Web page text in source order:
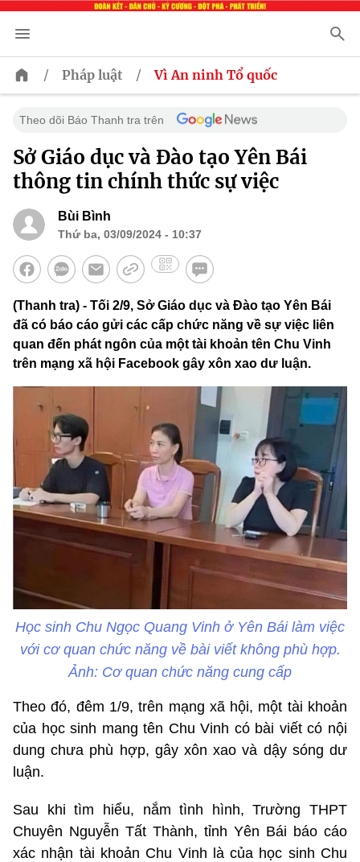
/ Pháp luật / Vì An ninh Tổ quốc
Theo dõi Báo Thanh tra trên
Sở Giáo dục và Đào tạo Yên Bái
thông tin chính thức sự việc
Bùi Bình
Thứ ba, 03/09/2024 - 10:37
(Thanh tra) - Tối 2/9, Sở Giáo dục và Đào tạo Yên Bái
đã có báo cáo gửi các cấp chức năng về sự việc liên
quan đến phát ngôn của một tài khoản tên Chu Vinh
trên mạng xã hội Facebook gây xôn xao dư luận.
Học sinh Chu Ngọc Quang Vinh ở Yên Bái làm việc
với cơ quan chức năng về bài viết không phù hợp.
Ảnh: Cơ quan chức năng cung cấp
Theo đó, đêm 1/9, trên mạng xã hội, một tài khoản
của học sinh mang tên Chu Vinh có bài viết có nội
dung chưa phù hợp, gây xôn xao và dậy sóng dư
luận.
Sau khi tìm hiểu, nắm tình hình, Trường THPT
Chuyên Nguyễn Tất Thành, tỉnh Yên Bái báo cáo
xác nhận tài khoản Chu Vinh là của học sinh Chu